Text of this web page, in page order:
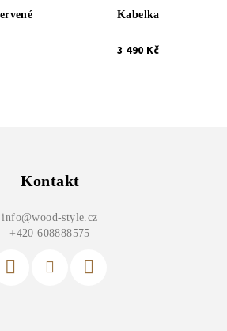
Kabelka
3 490 Kč
Kontakt
info@wood-style.cz
+420 608888575